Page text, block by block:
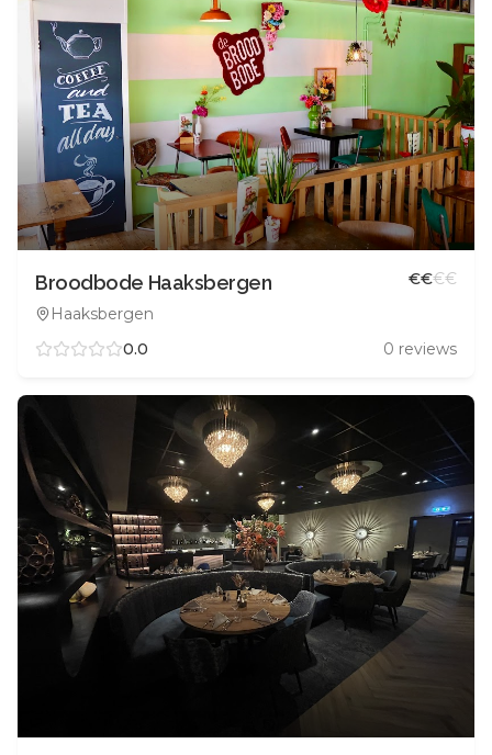
Broodbode Haaksbergen
Haaksbergen
€€€€
0.0 0 reviews